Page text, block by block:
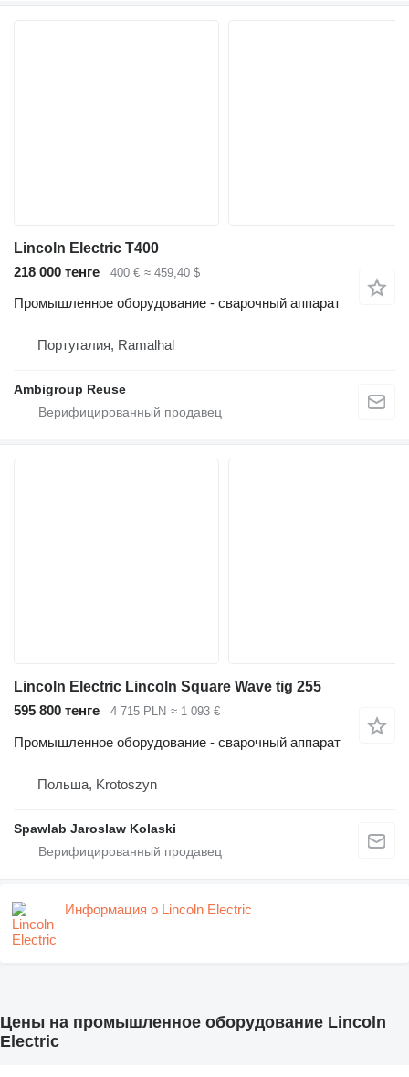
Lincoln Electric T400
218 000 тенге
400 € ≈ 459,40 $
Промышленное оборудование - сварочный аппарат
Португалия, Ramalhal
Ambigroup Reuse
Lincoln Electric Lincoln Square Wave tig 255
595 800 тенге
4 715 PLN ≈ 1 093 €
Промышленное оборудование - сварочный аппарат
Польша, Krotoszyn
Spawlab Jaroslaw Kolaski
Информация о Lincoln Electric
Цены на промышленное оборудование Lincoln
Electric